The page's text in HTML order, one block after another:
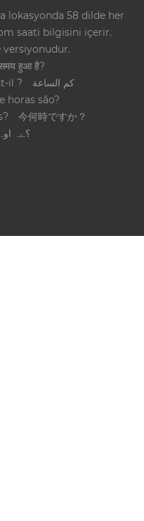
lokasyonda 58 dilde her
saati bilgisini içerir.
versiyonudur.
हुआ है?
il ?
كم الساعة
horas são?
今何時ですか？
؟ےہ